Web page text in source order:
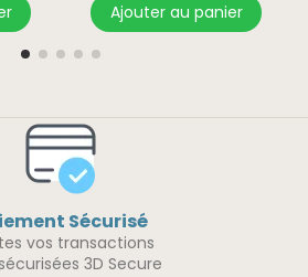
Ajouter au panier
Sécurisé
vos transactions
3D Secure